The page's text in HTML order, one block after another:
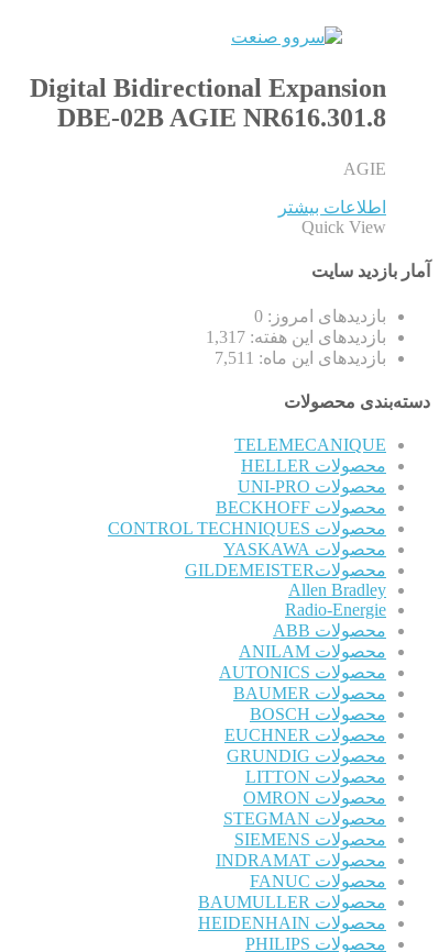
Digital Bidirectional Expansion
DBE-02B AGIE NR616.301.8
AGIE
اطلاعات بیشتر
Quick View
آمار بازدید سایت
بازدیدهای امروز: 0
بازدیدهای این هفته: 1,317
بازدیدهای این ماه: 7,511
دسته‌بندی محصولات
TELEMECANIQUE
محصولات HELLER
محصولات UNI-PRO
محصولات BECKHOFF
محصولات CONTROL TECHNIQUES
محصولات YASKAWA
محصولاتGILDEMEISTER
Allen Bradley
Radio-Energie
محصولات ABB
محصولات ANILAM
محصولات AUTONICS
محصولات BAUMER
محصولات BOSCH
محصولات EUCHNER
محصولات GRUNDIG
محصولات LITTON
محصولات OMRON
محصولات STEGMAN
محصولات SIEMENS
محصولات INDRAMAT
محصولات FANUC
محصولات BAUMULLER
محصولات HEIDENHAIN
محصولات PHILIPS